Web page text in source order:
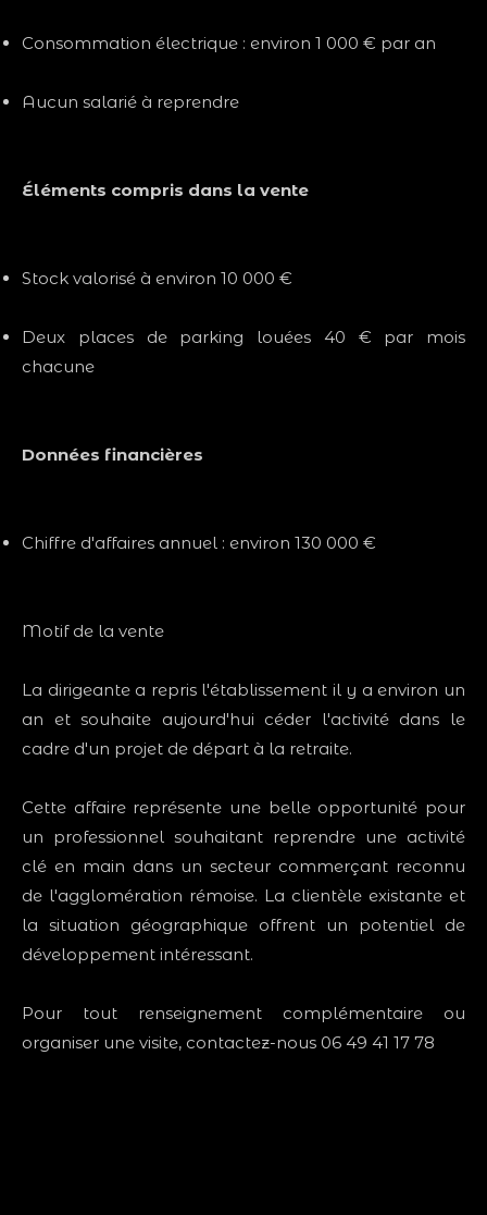
Consommation électrique : environ 1 000 € par an
Aucun salarié à reprendre
Éléments compris dans la vente
Stock valorisé à environ 10 000 €
Deux places de parking louées 40 € par mois
chacune
Données financières
Chiffre d'affaires annuel : environ 130 000 €
Motif de la vente
La dirigeante a repris l'établissement il y a environ un
an et souhaite aujourd'hui céder l'activité dans le
cadre d'un projet de départ à la retraite.
Cette affaire représente une belle opportunité pour
un professionnel souhaitant reprendre une activité
clé en main dans un secteur commerçant reconnu
de l'agglomération rémoise. La clientèle existante et
la situation géographique offrent un potentiel de
développement intéressant.
Pour tout renseignement complémentaire ou
organiser une visite, contactez-nous 06 49 41 17 78